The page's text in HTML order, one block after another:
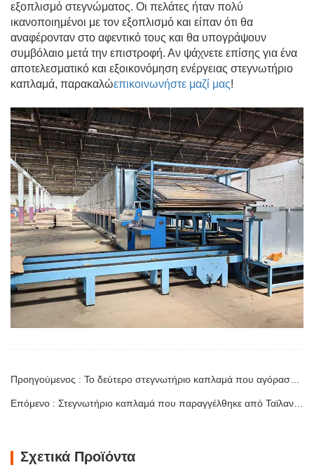
εξοπλισμό στεγνώματος. Οι πελάτες ήταν πολύ
ικανοποιημένοι με τον εξοπλισμό και είπαν ότι θα
αναφέρονταν στο αφεντικό τους και θα υπογράψουν
συμβόλαιο μετά την επιστροφή. Αν ψάχνετε επίσης για ένα
αποτελεσματικό και εξοικονόμηση ενέργειας στεγνωτήριο
καπλαμά, παρακαλώεπικοινωνήστε μαζί μας!
Σχετικά Προϊόντα